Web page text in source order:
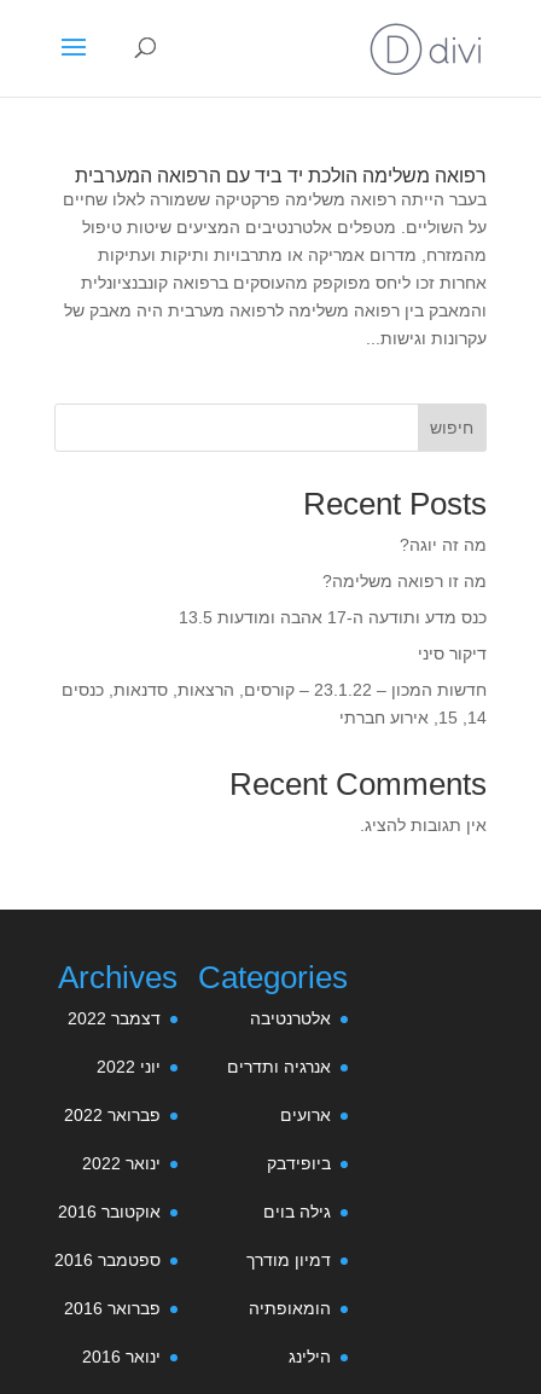
רפואה משלימה הולכת יד ביד עם הרפואה המערבית
בעבר הייתה רפואה משלימה פרקטיקה ששמורה לאלו שחיים
על השוליים. מטפלים אלטרנטיבים המציעים שיטות טיפול
מהמזרח, מדרום אמריקה או מתרבויות ותיקות ועתיקות
אחרות זכו ליחס מפוקפק מהעוסקים ברפואה קונבנציונלית
והמאבק בין רפואה משלימה לרפואה מערבית היה מאבק של
עקרונות וגישות...
חיפוש
Recent Posts
מה זה יוגה?
מה זו רפואה משלימה?
כנס מדע ותודעה ה-17 אהבה ומודעות 13.5‎‎
דיקור סיני
חדשות המכון – 23.1.22 – קורסים, הרצאות, סדנאות, כנסים
14, 15, אירוע חברתי
Recent Comments
אין תגובות להציג.
Archives
דצמבר 2022
יוני 2022
פברואר 2022
ינואר 2022
אוקטובר 2016
ספטמבר 2016
פברואר 2016
ינואר 2016
Categories
אלטרנטיבה
אנרגיה ותדרים
ארועים
ביופידבק
גילה בוים
דמיון מודרך
הומאופתיה
הילינג